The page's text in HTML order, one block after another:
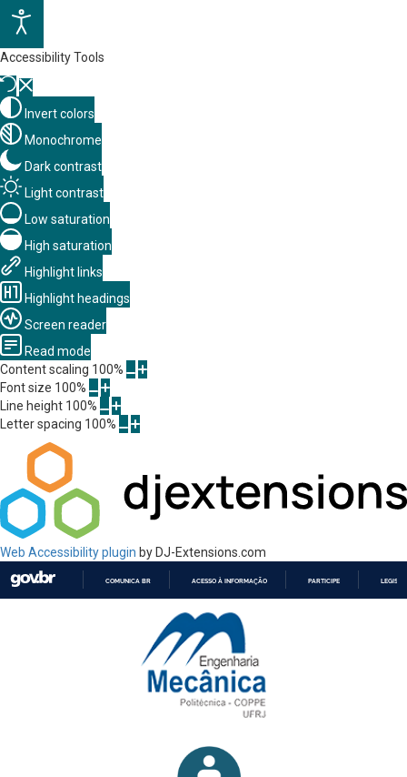
Accessibility Tools
Invert colors
Monochrome
Dark contrast
Light contrast
Low saturation
High saturation
Highlight links
Highlight headings
Screen reader
Read mode
Content scaling 100%
Font size 100%
Line height 100%
Letter spacing 100%
Web Accessibility plugin by DJ-Extensions.com
PARA
CONTEÚDO
COMUNICA BR ACESSO À INFORMAÇÃO PARTICIPE